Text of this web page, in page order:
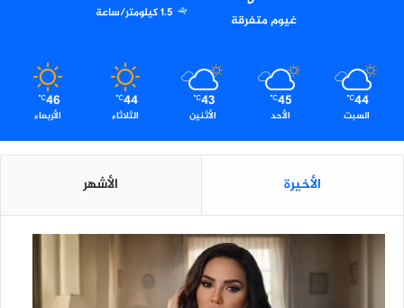
غيوم متفرقة
1.5 كيلومتر/ساعة
44
℃
السبت
45
℃
الأحد
43
℃
الأثنين
44
℃
الثلاثاء
46
℃
الأربعاء
الأخيرة الأشهر